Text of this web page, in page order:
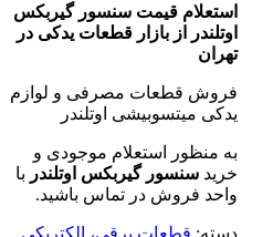
استعلام قیمت سنسور گیربکس
اوتلندر از بازار قطعات یدکی در
تهران
فروش قطعات مصرفی و لوازم
یدکی میتسوبیشی اوتلندر
به منظور استعلام موجودی و
خرید سنسور گیربکس اوتلندر با
واحد فروش در تماس باشید.
دسته: قطعات برقی، الکتریکی